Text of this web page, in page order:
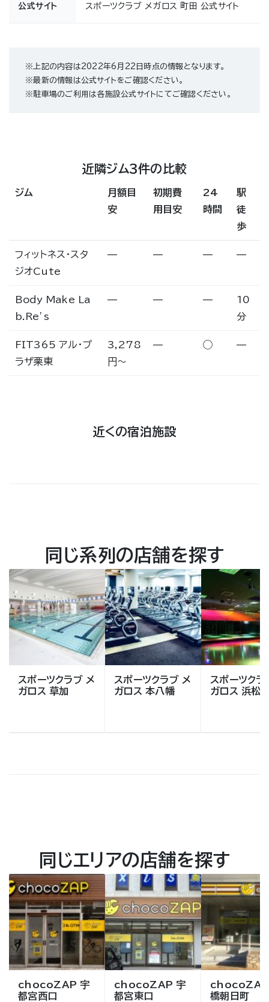
公式サイト スポーツクラブ メガロス 町田 公式サイト
※上記の内容は2022年6月22日時点の情報となります。
※最新の情報は公式サイトをご確認ください。
※駐車場のご利用は各施設公式サイトにてご確認ください。
近隣ジム3件の比較
ジム
月額目
安
初期費
用目安
24
時間
駅
徒
歩
フィットネス・スタ
ジオCute
— — — —
Body Make La
b.Re’s
— — —
10
分
FIT365 アル・プ
ラザ栗東
3,278
円〜
— ◯ —
近くの宿泊施設
同じ系列の店舗を探す
スポーツクラブ メ
ガロス 草加
スポーツクラブ メ
ガロス 本八幡
スポーツクラ
ガロス 浜松
同じエリアの店舗を探す
chocoZAP 宇
都宮西口
chocoZAP 宇
都宮東口
chocoZAP
橋朝日町